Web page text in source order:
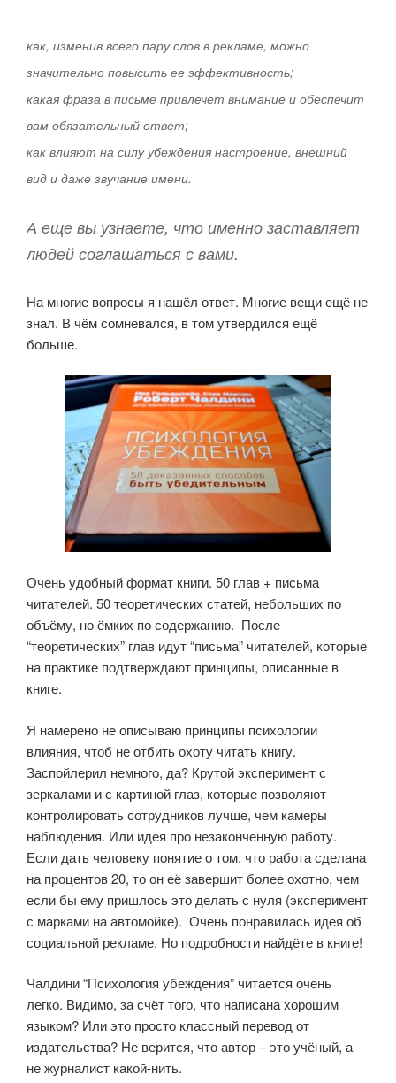
как, изменив всего пару слов в рекламе, можно
значительно повысить ее эффективность;
какая фраза в письме привлечет внимание и обеспечит
вам обязательный ответ;
как влияют на силу убеждения настроение, внешний
вид и даже звучание имени.
А еще вы узнаете, что именно заставляет
людей соглашаться с вами.
На многие вопросы я нашёл ответ. Многие вещи ещё не
знал. В чём сомневался, в том утвердился ещё
больше.
Очень удобный формат книги. 50 глав + письма
читателей. 50 теоретических статей, небольших по
объёму, но ёмких по содержанию. После
“теоретических” глав идут “письма” читателей, которые
на практике подтверждают принципы, описанные в
книге.
Я намерено не описываю принципы психологии
влияния, чтоб не отбить охоту читать книгу.
Заспойлерил немного, да? Крутой эксперимент с
зеркалами и с картиной глаз, которые позволяют
контролировать сотрудников лучше, чем камеры
наблюдения. Или идея про незаконченную работу.
Если дать человеку понятие о том, что работа сделана
на процентов 20, то он её завершит более охотно, чем
если бы ему пришлось это делать с нуля (эксперимент
с марками на автомойке). Очень понравилась идея об
социальной рекламе. Но подробности найдёте в книге!
Чалдини “Психология убеждения” читается очень
легко. Видимо, за счёт того, что написана хорошим
языком? Или это просто классный перевод от
издательства? Не верится, что автор – это учёный, а
не журналист какой-нить.